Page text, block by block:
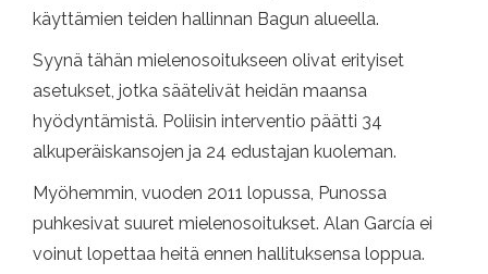
käyttämien teiden hallinnan Bagun alueella.
Syynä tähän mielenosoitukseen olivat erityiset
asetukset, jotka säätelivät heidän maansa
hyödyntämistä. Poliisin interventio päätti 34
alkuperäiskansojen ja 24 edustajan kuoleman.
Myöhemmin, vuoden 2011 lopussa, Punossa
puhkesivat suuret mielenosoitukset. Alan García ei
voinut lopettaa heitä ennen hallituksensa loppua.